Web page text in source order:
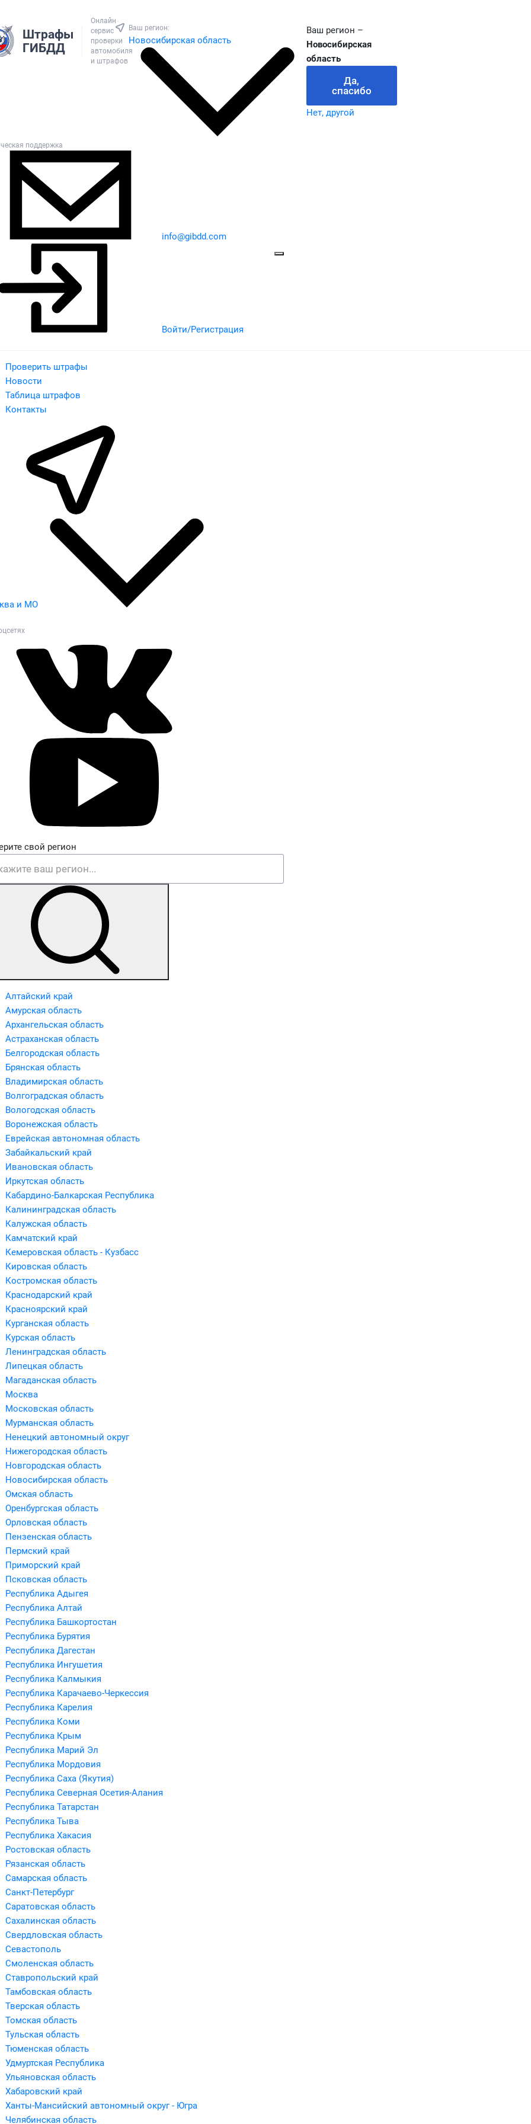
Штрафы
ГИБДД
Онлайн
сервис
проверки
автомобиля
и штрафов
Ваш регион:
Новосибирская область
Ваш регион –
Новосибирская
область
Да,
спасибо
Нет, другой
поддержка
info@gibdd.com
Войти/Регистрация
Проверить штрафы
Новости
Таблица штрафов
Контакты
и МО
свой регион
Алтайский край
Амурская область
Архангельская область
Астраханская область
Белгородская область
Брянская область
Владимирская область
Волгоградская область
Вологодская область
Воронежская область
Еврейская автономная область
Забайкальский край
Ивановская область
Иркутская область
Кабардино-Балкарская Республика
Калининградская область
Калужская область
Камчатский край
Кемеровская область - Кузбасс
Кировская область
Костромская область
Краснодарский край
Красноярский край
Курганская область
Курская область
Ленинградская область
Липецкая область
Магаданская область
Москва
Московская область
Мурманская область
Ненецкий автономный округ
Нижегородская область
Новгородская область
Новосибирская область
Омская область
Оренбургская область
Орловская область
Пензенская область
Пермский край
Приморский край
Псковская область
Республика Адыгея
Республика Алтай
Республика Башкортостан
Республика Бурятия
Республика Дагестан
Республика Ингушетия
Республика Калмыкия
Республика Карачаево-Черкессия
Республика Карелия
Республика Коми
Республика Крым
Республика Марий Эл
Республика Мордовия
Республика Саха (Якутия)
Республика Северная Осетия-Алания
Республика Татарстан
Республика Тыва
Республика Хакасия
Ростовская область
Рязанская область
Самарская область
Санкт-Петербург
Саратовская область
Сахалинская область
Свердловская область
Севастополь
Смоленская область
Ставропольский край
Тамбовская область
Тверская область
Томская область
Тульская область
Тюменская область
Удмуртская Республика
Ульяновская область
Хабаровский край
Ханты-Мансийский автономный округ - Югра
Челябинская область